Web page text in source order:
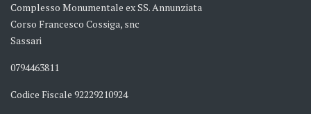
Complesso Monumentale ex SS. Annunziata
Corso Francesco Cossiga, snc
Sassari
0794463811
Codice Fiscale 92229210924